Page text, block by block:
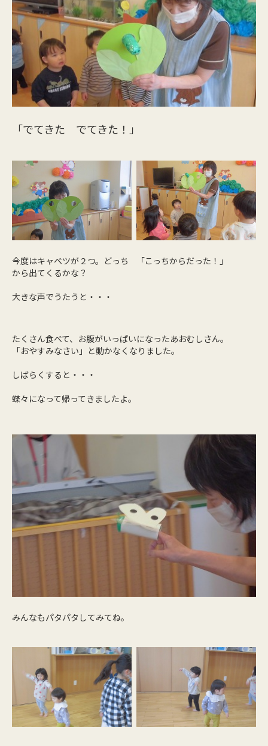
「でてきた でてきた！」
今度はキャベツが２つ。どっち
から出てくるかな？
大きな声でうたうと・・・
「こっちからだった！」
たくさん食べて、お腹がいっぱいになったあおむしさん。
「おやすみなさい」と動かなくなりました。
しばらくすると・・・
蝶々になって帰ってきましたよ。
みんなもパタパタしてみてね。